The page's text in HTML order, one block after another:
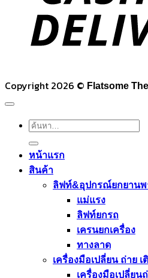
Copyright 2026 © Flatsome
ค้นหา:
หน้าแรก
สินค้า
ลิฟท์&อุปกรณ์ยกยานพ
แม่แรง
ลิฟท์ยกรถ
เครนยกเครื่อง
ทางลาด
เครื่องมือเปลี่ยน ถ่าย เ
เครื่องมือเปลี่ยน